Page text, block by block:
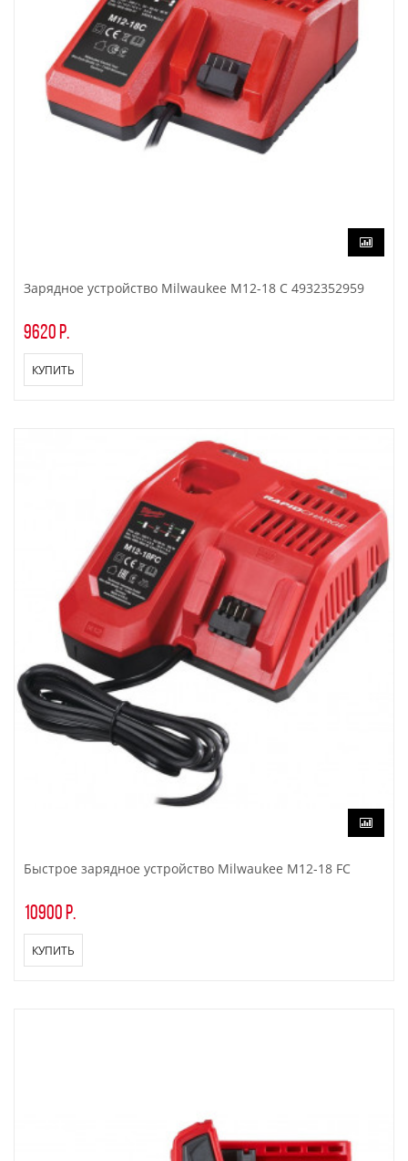
Зарядное устройство Milwaukee M12-18 C 4932352959
9620 р.
КУПИТЬ
Быстрое зарядное устройство Milwaukee M12-18 FC
10900 р.
КУПИТЬ